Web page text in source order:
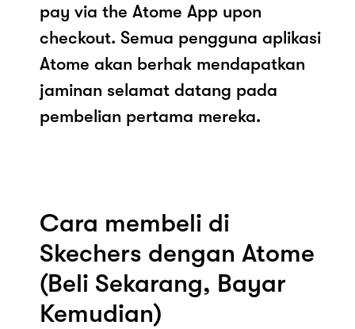
pay via the Atome App upon
checkout. Semua pengguna aplikasi
Atome akan berhak mendapatkan
jaminan selamat datang pada
pembelian pertama mereka.
Cara membeli di
Skechers dengan Atome
(Beli Sekarang, Bayar
Kemudian)